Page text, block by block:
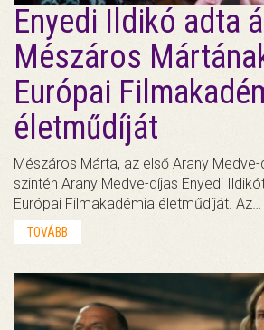
Enyedi Ildikó adta
Mészáros
Európai
életműdíját
Mészáros Márta, az első Arany
szintén Arany Medve-díjas Enyedi
Európai Filmakadémia életműdíját. Az…
TOVÁBB